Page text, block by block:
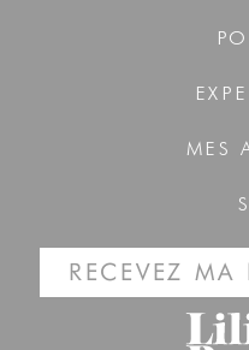
MES
RECEVEZ MA